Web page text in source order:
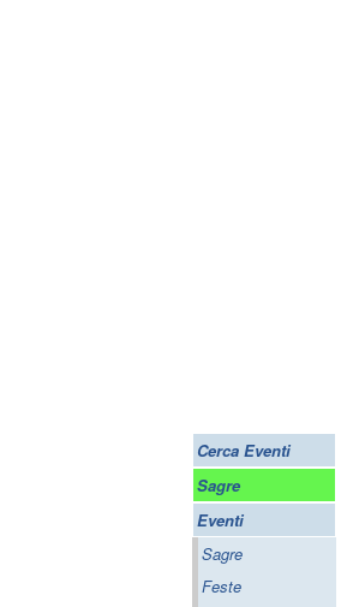
Cerca Eventi
Sagre
Eventi
Sagre
Feste